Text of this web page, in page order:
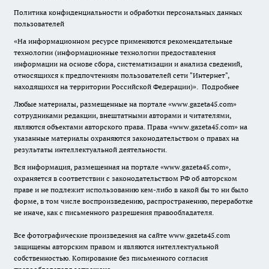
Политика конфиденциальности и обработки персональных данных
пользователей
«На информационном ресурсе применяются рекомендательные
технологии (информационные технологии предоставления
информации на основе сбора, систематизации и анализа сведений,
относящихся к предпочтениям пользователей сети "Интернет",
находящихся на территории Российской Федерации)». Подробнее
Любые материалы, размещенные на портале «www.gazeta45.com»
сотрудниками редакции, внештатными авторами и читателями,
являются объектами авторского права. Права «www.gazeta45.com» на
указанные материалы охраняются законодательством о правах на
результаты интеллектуальной деятельности.
Вся информация, размещенная на портале «www.gazeta45.com»,
охраняется в соответствии с законодательством РФ об авторском
праве и не подлежит использованию кем-либо в какой бы то ни было
форме, в том числе воспроизведению, распространению, переработке
не иначе, как с письменного разрешения правообладателя.
Все фотографические произведения на сайте www.gazeta45.com
защищены авторским правом и являются интеллектуальной
собственностью. Копирование без письменного согласия